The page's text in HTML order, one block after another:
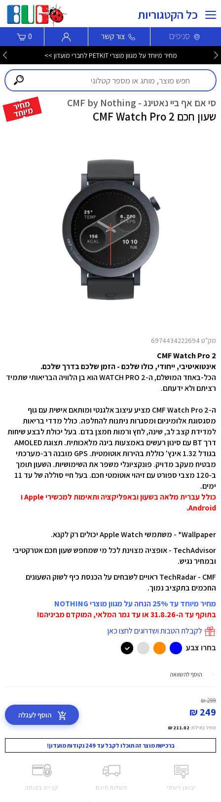
כל הקטגוריות
סניפים צור קשר 0
מחיר מיוחד על מגוון מוצרי PETKIT לחברי מועדון >>
סי אם אף ביי נאטינג - CMF by Nothing
שעון חכם CMF Watch Pro 2
מק"ט 6974434222694
CMF Watch Pro 2
אינטואיטיבי, ייחודי, כולו שלכם - הזמן שלכם בדרך שלכם.
הכל-באחד המושלם, ה-WATCH PRO 2 הוא בן הלוויה הבריאותי שתמיד
רציתם ולא ידעתם.
ה-CMF Watch Pro 2 מציע עיצוב אלגנטי ומותאם אישית עם גוף
מסגסוגת אלומיניום ומסגרות ניתנות להחלפה. כולל מדדי בריאות
למדידת קצב לב, שינה, לחץ ורמות חמצן בדם. בעל יכולת לבצע שיחות
דרך BT עם סינון רעשים באמצעות בינה מלאכותית. תצוגת AMOLED
בגודל 1.32 אינץ' כוללת בהירות אוטומטית. GPS מובנה רב-מערכתי
מבטיח מעקב מדויק. פונקציונלי משפר את השימושיות. השעון תומך
ב-120 מצבי ספורט עם זיהוי אוטומטי חכם. בעל חיי סוללה של עד 11
ימים.
כולל עברית מלאה בשעון ובאפליקציה ותאימות למכשירי Apple ו
Android.
Wallpaper* - משתמשי Apple Watch יכולים רק לקנא.
TechAdvisor - אופציה מצוינת לכל מי שמחפש שעון חכם אטרקטיבי
ובמחיר נגיש.
TechRadar - CMF ראויים לשבחים על הכנסת כיף לשוק השעונים
החכמים בתקציב נמוך.
מחיר מיוחד עד 25% הנחה על מגוון מוצרי NOTHING
בתוקף עד ה-31.8.26 או עד גמר המלאי, המוקדם מביניהם!
לקבלת הטבות ושדרוגים לחצו כאן
בחרו צבע
הוסף להשוואה
299 ₪
249 ₪
מחיר באילת: 211.02 ₪
הוסף לעגלה
ברכישת מוצר זה תוכלו לקבל עד 249 נקודות מועדון!
יבואן רשמי משלוח חינם קנייה בטוחה